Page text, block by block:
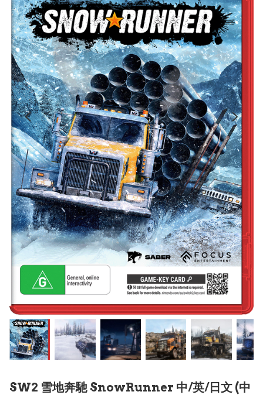
SW2 雪地奔馳 SnowRunner 中/英/日文 (中